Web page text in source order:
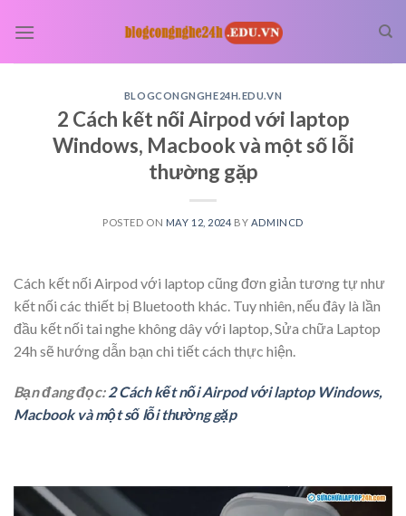
BLOGCONGNGHE24H.EDU.VN
2 Cách kết nối Airpod với laptop
Windows, Macbook và một số lỗi
thường gặp
POSTED ON MAY 12, 2024 BY ADMINCD
Cách kết nối Airpod với laptop cũng đơn giản tương tự như
kết nối các thiết bị Bluetooth khác. Tuy nhiên, nếu đây là lần
đầu kết nối tai nghe không dây với laptop, Sửa chữa Laptop
24h sẽ hướng dẫn bạn chi tiết cách thực hiện.
Bạn đang đọc:2 Cách kết nối Airpod với laptop Windows,
Macbook và một số lỗi thường gặp